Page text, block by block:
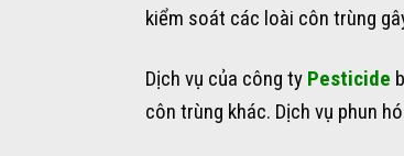
kiểm soát các loài côn trùng
Dịch vụ của công ty Pesticide
côn trùng khác. Dịch vụ phun